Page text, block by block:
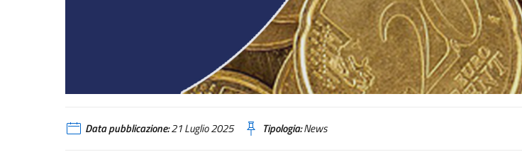
Data pubblicazione:21 Luglio 2025 Tipologia:News